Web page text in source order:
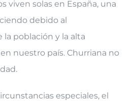
viven solas en España, una
debido al
población y la alta
nuestro país. Churriana no
especiales, el